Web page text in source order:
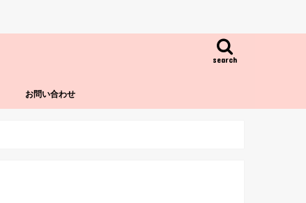
search
お問い合わせ